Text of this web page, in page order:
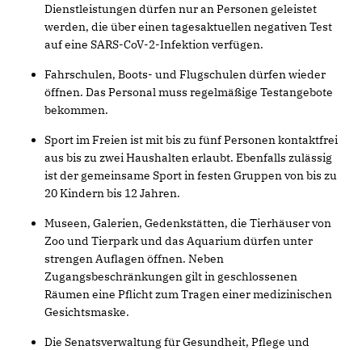
Dienstleistungen dürfen nur an Personen geleistet
werden, die über einen tagesaktuellen negativen Test
auf eine SARS-CoV-2-Infektion verfügen.
Fahrschulen, Boots- und Flugschulen dürfen wieder
öffnen. Das Personal muss regelmäßige Testangebote
bekommen.
Sport im Freien ist mit bis zu fünf Personen kontaktfrei
aus bis zu zwei Haushalten erlaubt. Ebenfalls zulässig
ist der gemeinsame Sport in festen Gruppen von bis zu
20 Kindern bis 12 Jahren.
Museen, Galerien, Gedenkstätten, die Tierhäuser von
Zoo und Tierpark und das Aquarium dürfen unter
strengen Auflagen öffnen. Neben
Zugangsbeschränkungen gilt in geschlossenen
Räumen eine Pflicht zum Tragen einer medizinischen
Gesichtsmaske.
Die Senatsverwaltung für Gesundheit, Pflege und